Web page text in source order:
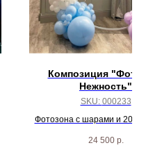
Композиция
Нежность"
SKU: 000233
Фотозона с шарами и 20
24 500 р.